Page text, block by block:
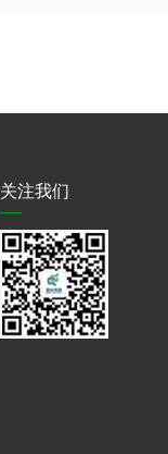
关注我们